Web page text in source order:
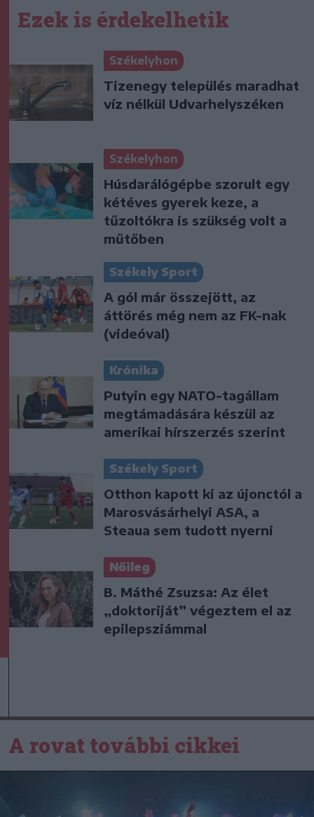
Ezek is érdekelhetik
Székelyhon
Tizenegy település maradhat
víz nélkül Udvarhelyszéken
Székelyhon
Húsdarálógépbe szorult egy
kétéves gyerek keze, a
tűzoltókra is szükség volt a
műtőben
Székely Sport
A gól már összejött, az
áttörés még nem az FK-nak
(videóval)
Krónika
Putyin egy NATO-tagállam
megtámadására készül az
amerikai hírszerzés szerint
Székely Sport
Otthon kapott ki az újonctól a
Marosvásárhelyi ASA, a
Steaua sem tudott nyerni
Nőileg
B. Máthé Zsuzsa: Az élet
„doktoriját” végeztem el az
epilepsziámmal
A rovat további cikkei